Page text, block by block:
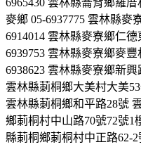
麥鄉 05-6937775 雲林縣麥
6914014 雲林縣麥寮鄉仁
6939753 雲林縣麥寮鄉麥
6938623 雲林縣麥寮鄉新
雲林縣莿桐鄉大美村大美
雲林縣莿桐鄉和平路28號
鄉莿桐村中山路70號72號1
縣莿桐鄉莿桐村中正路62-2